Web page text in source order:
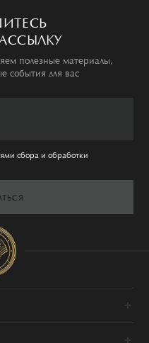
полезные материалы,
события для вас
сбора и обработки